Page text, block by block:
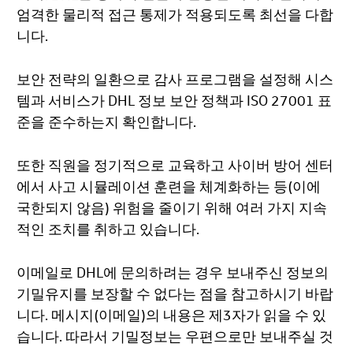
엄격한 물리적 접근 통제가 적용되도록 최선을 다합
니다.
보안 전략의 일환으로 감사 프로그램을 설정해 시스
템과 서비스가 DHL 정보 보안 정책과 ISO 27001 표
준을 준수하는지 확인합니다.
또한 직원을 정기적으로 교육하고 사이버 방어 센터
에서 사고 시뮬레이션 훈련을 체계화하는 등(이에
국한되지 않음) 위험을 줄이기 위해 여러 가지 지속
적인 조치를 취하고 있습니다.
이메일로 DHL에 문의하려는 경우 보내주신 정보의
기밀유지를 보장할 수 없다는 점을 참고하시기 바랍
니다. 메시지(이메일)의 내용은 제3자가 읽을 수 있
습니다. 따라서 기밀정보는 우편으로만 보내주실 것